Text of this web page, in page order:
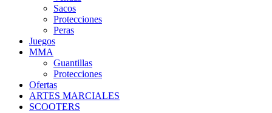
Sacos
Protecciones
Peras
Juegos
MMA
Guantillas
Protecciones
Ofertas
ARTES MARCIALES
SCOOTERS